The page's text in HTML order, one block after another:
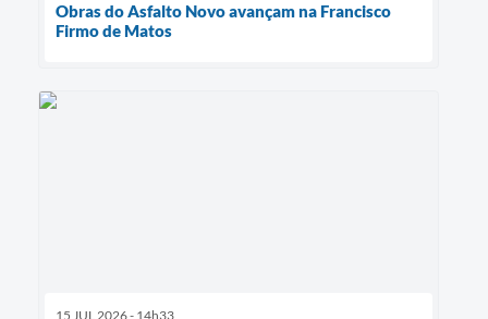
Obras do Asfalto Novo avançam na Francisco
Firmo de Matos
15 JUL 2026 - 14h33